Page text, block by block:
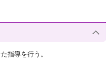
指導を行う。